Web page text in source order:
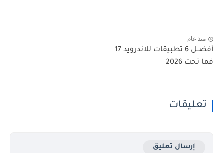
منذ عام
أفضــل 6 تطبيقات للاندرويد 17
فما تحت 2026
تعليقات
إرسال تعليق